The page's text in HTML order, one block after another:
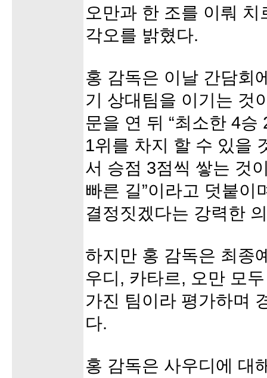
오만과 한 조를 이뤄
각오를 밝혔다.
홍 감독은 이날 간담회
기 상대팀을 이기는 것
문을 연 뒤 “최소한 4
1위를 차지 할 수 있을
서 승점 3점씩 쌓는 것
빠른 길”이라고 덧붙이
결정짓겠다는 강력한
하지만 홍 감독은 최종
우디, 카타르, 오만 모
가진 팀이라 평가하며
다.
홍 감독은 사우디에 대